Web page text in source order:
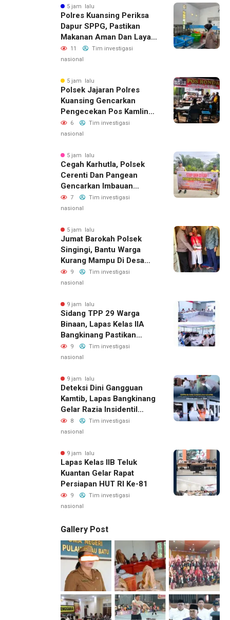
Belanja Bernilai Besar Jadi
Sorotan; LSM GEMPUR
Siapkan Laporan ke
Kejaksaan
5 jam lalu
Polres Kuansing Periksa
Dapur SPPG, Pastikan
Makanan Aman Dan Layak
Dikonsumsi
11
Tim investigasi
nasional
5 jam lalu
Polsek Jajaran Polres
Kuansing Gencarkan
Pengecekan Pos Kamling,
Kapolres Ajak Warga Aktif
Jaga Keamanan
6
Tim investigasi
nasional
5 jam lalu
Cegah Karhutla, Polsek
Cerenti Dan Pangean
Gencarkan Imbauan
Kepada Masyarakat
7
Tim investigasi
nasional
5 jam lalu
Jumat Barokah Polsek
Singingi, Bantu Warga
Kurang Mampu Di Desa
Sungai Kuning
9
Tim investigasi
nasional
9 jam lalu
Sidang TPP 29 Warga
Binaan, Lapas Kelas IIA
Bangkinang Pastikan
Layanan Integrasi Gratis
Dan Transparan
9
Tim investigasi
nasional
9 jam lalu
Deteksi Dini Gangguan
Kamtib, Lapas Bangkinang
Gelar Razia Insidentil
Menuju Zero Halinar
8
Tim investigasi
nasional
9 jam lalu
Lapas Kelas IIB Teluk
Kuantan Gelar Rapat
Persiapan HUT RI Ke-81
9
Tim investigasi
nasional
Gallery Post